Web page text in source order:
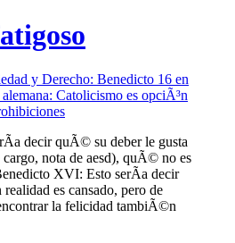
y Derecho: Benedicto 16 en
Catolicismo es opciÃ³n
decir quÃ© su deber le gusta
cargo, nota de aesd), quÃ© no es
XVI: Esto serÃ­a decir
es cansado, pero de
la felicidad tambiÃ©n